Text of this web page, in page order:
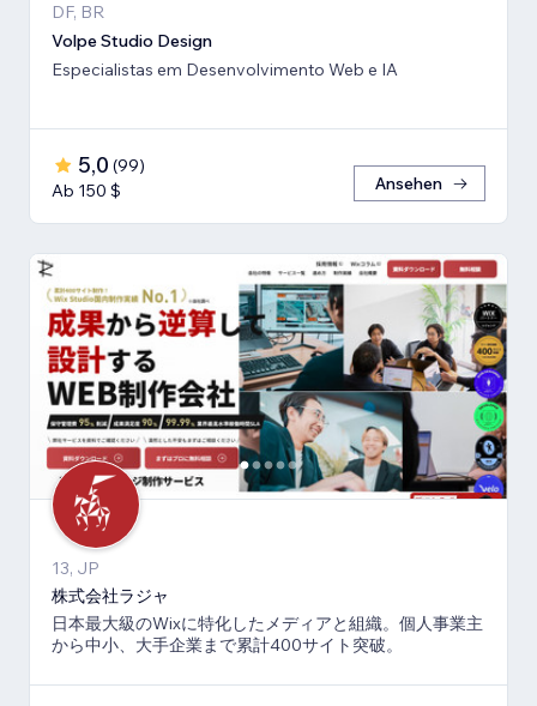
DF, BR
Volpe Studio Design
Especialistas em Desenvolvimento Web e IA
5,0 (99)
Ab 150 $
Ansehen
13, JP
株式会社ラジャ
日本最大級のWixに特化したメディアと組織。個人事業主
から中小、大手企業まで累計400サイト突破。